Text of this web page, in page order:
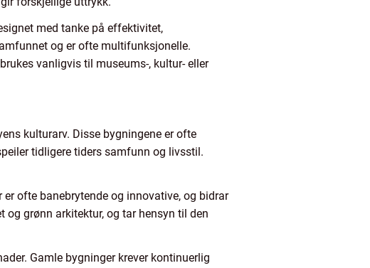
med tanke på effektivitet,
og er ofte multifunksjonelle.
vanligvis til museums-, kultur- eller
kulturarv. Disse bygningene er ofte
tidligere tiders samfunn og livsstil.
ofte banebrytende og innovative, og bidrar
grønn arkitektur, og tar hensyn til den
Gamle bygninger krever kontinuerlig